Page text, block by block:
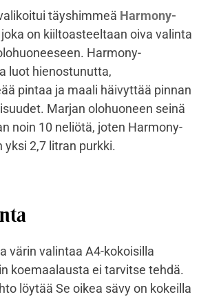
täyshimmeä Harmony-
joka on kiiltoasteeltaan oiva valinta
Harmony-
luot hienostunutta,
pintaa ja maali häivyttää pinnan
Marjan olohuoneen seinä
noin 10 neliötä, joten Harmony-
2,7 litran purkki.
värin valintaa A4-kokoisilla
koemaalausta ei tarvitse tehdä.
löytää Se oikea sävy on kokeilla